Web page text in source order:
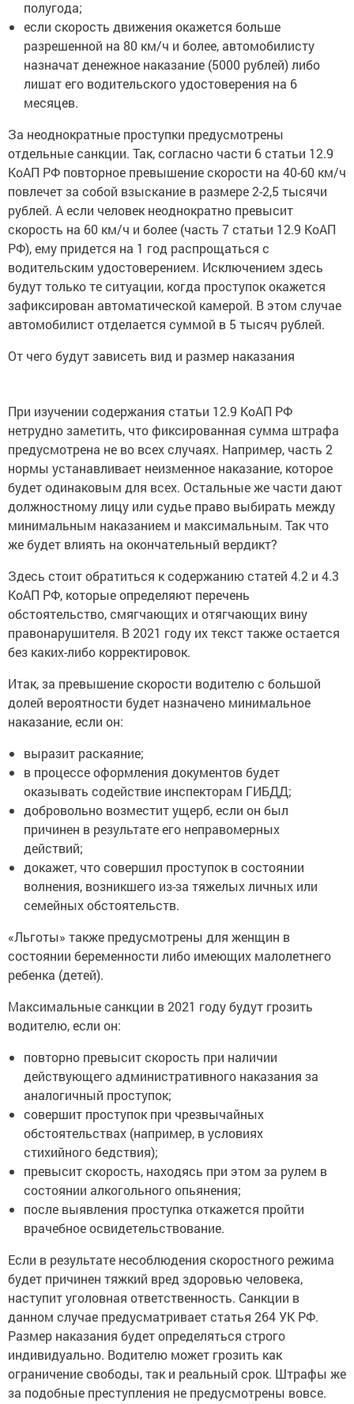
если скорость движения окажется больше
разрешенной на 80 км/ч и более, автомобилисту
назначат денежное наказание (5000 рублей) либо
лишат его водительского удостоверения на 6
месяцев.
отдельные санкции. Так, согласно части 6 статьи 12.9
КоАП РФ повторное превышение скорости на 40-60 км/ч
повлечет за собой взыскание в размере 2-2,5 тысячи
рублей. А если человек неоднократно превысит
скорость на 60 км/ч и более (часть 7 статьи 12.9 КоАП
РФ), ему придется на 1 год распрощаться с
водительским удостоверением. Исключением здесь
будут только те ситуации, когда проступок окажется
зафиксирован автоматической камерой. В этом случае
автомобилист отделается суммой в 5 тысяч рублей.
нетрудно заметить, что фиксированная сумма штрафа
предусмотрена не во всех случаях. Например, часть 2
нормы устанавливает неизменное наказание, которое
будет одинаковым для всех. Остальные же части дают
должностному лицу или судье право выбирать между
минимальным наказанием и максимальным. Так что
же будет влиять на окончательный вердикт?
КоАП РФ, которые определяют перечень
обстоятельство, смягчающих и отягчающих вину
правонарушителя. В 2021 году их текст также остается
без каких-либо корректировок.
долей вероятности будет назначено минимальное
наказание, если он:
в процессе оформления документов будет
оказывать содействие инспекторам ГИБДД;
добровольно возместит ущерб, если он был
причинен в результате его неправомерных
действий;
докажет, что совершил проступок в состоянии
волнения, возникшего из-за тяжелых личных или
семейных обстоятельств.
состоянии беременности либо имеющих малолетнего
ребенка (детей).
водителю, если он:
действующего административного наказания за
аналогичный проступок;
совершит проступок при чрезвычайных
обстоятельствах (например, в условиях
стихийного бедствия);
превысит скорость, находясь при этом за рулем в
состоянии алкогольного опьянения;
после выявления проступка откажется пройти
врачебное освидетельствование.
будет причинен тяжкий вред здоровью человека,
наступит уголовная ответственность. Санкции в
данном случае предусматривает статья 264 УК РФ.
Размер наказания будет определяться строго
индивидуально. Водителю может грозить как
ограничение свободы, так и реальный срок. Штрафы же
за подобные преступления не предусмотрены вовсе.